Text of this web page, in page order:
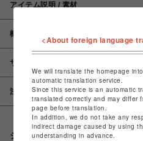
アイテム説明 / 素材
概要
サイズ
注意事項
シェアする
<About foreign language
We will translate the homepage
automatic translation service.
Since this service is an automatic
translated correctly and may differ
page before translation.
In addition, we do not take any
indirect damage caused by using
understanding in advance.